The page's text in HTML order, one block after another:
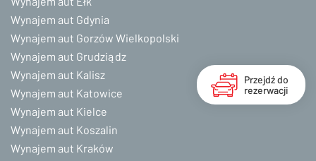
Wynajem aut Gdynia
Wynajem aut Gorzów Wielkopolski
Wynajem aut Grudziądz
Wynajem aut Kalisz
Wynajem aut Katowice
Wynajem aut Kielce
Wynajem aut Koszalin
Wynajem aut Kraków
Przejdź do
rezerwacji